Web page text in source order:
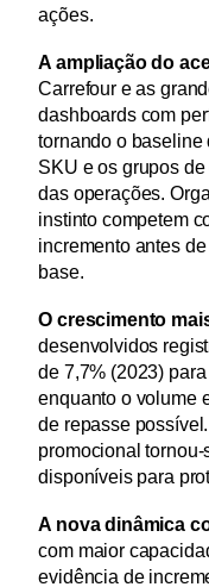
ações.
A ampliação do
Carrefour e as
dashboards com
tornando o baseline
SKU e os grupos
das operações.
instinto competem
incremento antes
base.
O crescimento
desenvolvidos
de 7,7% (2023)
enquanto o volume
de repasse
promocional
disponíveis para
A nova dinâmica
com maior
evidência de